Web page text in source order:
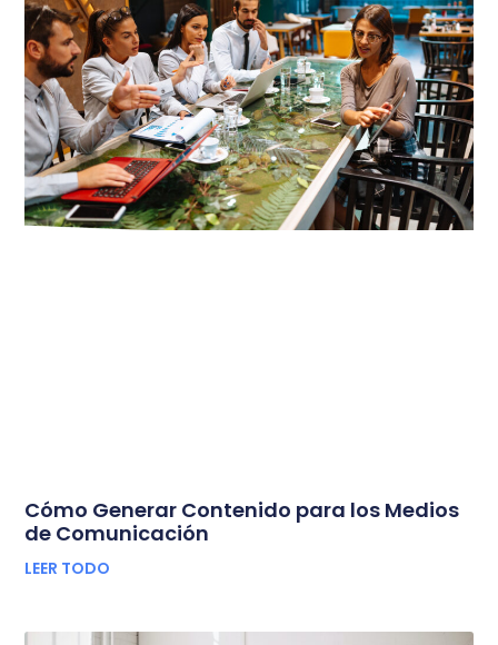
Cómo Generar Contenido para los Medios
de Comunicación
LEER TODO